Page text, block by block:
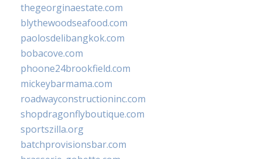
thegeorginaestate.com
blythewoodseafood.com
paolosdelibangkok.com
bobacove.com
phoone24brookfield.com
mickeybarmama.com
roadwayconstructioninc.com
shopdragonflyboutique.com
sportszilla.org
batchprovisionsbar.com